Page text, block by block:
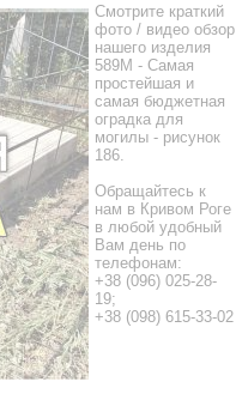
Смотрите краткий
фото / видео обзор
нашего изделия
589M - Самая
простейшая и
самая бюджетная
оградка для
могилы - рисунок
186.
Обращайтесь к
нам в Кривом Роге
в любой удобный
Вам день по
телефонам:
+38 (096) 025-28-
19;
+38 (098) 615-33-02